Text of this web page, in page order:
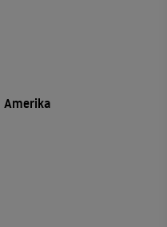
Amerika